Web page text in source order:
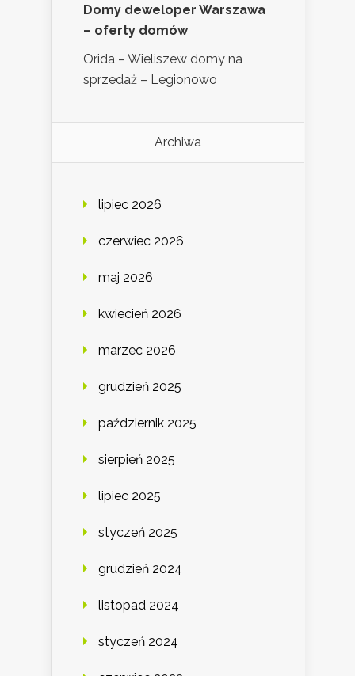
Domy deweloper Warszawa
– oferty domów
Orida – Wieliszew domy na
sprzedaż – Legionowo
Archiwa
lipiec 2026
czerwiec 2026
maj 2026
kwiecień 2026
marzec 2026
grudzień 2025
październik 2025
sierpień 2025
lipiec 2025
styczeń 2025
grudzień 2024
listopad 2024
styczeń 2024